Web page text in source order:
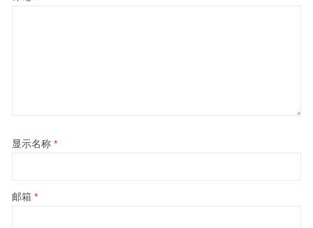
显示名称 *
邮箱 *